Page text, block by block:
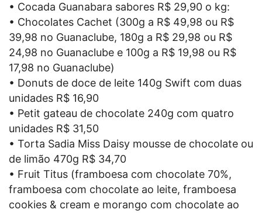
• Cocada Guanabara sabores R$ 29,90 o kg:
• Chocolates Cachet (300g a R$ 49,98 ou R$
39,98 no Guanaclube, 180g a R$ 29,98 ou R$
24,98 no Guanaclube e 100g a R$ 19,98 ou R$
17,98 no Guanaclube)
• Donuts de doce de leite 140g Swift com duas
unidades R$ 16,90
• Petit gateau de chocolate 240g com quatro
unidades R$ 31,50
• Torta Sadia Miss Daisy mousse de chocolate ou
de limão 470g R$ 34,70
• Fruit Titus (framboesa com chocolate 70%,
framboesa com chocolate ao leite, framboesa
cookies & cream e morango com chocolate ao